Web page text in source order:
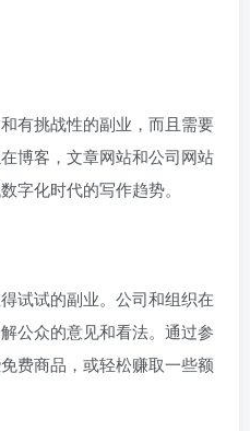
有挑战性的副业，而且需要
博客，文章网站和公司网站
字化时代的写作趋势。
试试的副业。公司和组织在
公众的意见和看法。通过参
费商品，或轻松赚取一些额